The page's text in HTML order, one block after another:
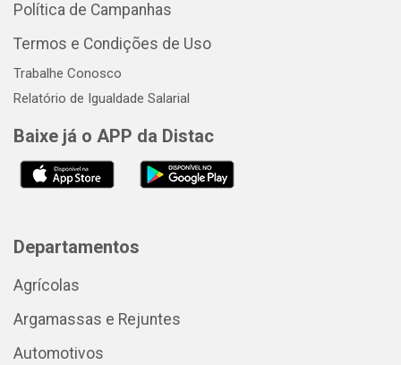
Política de Campanhas
Termos e Condições de Uso
Trabalhe Conosco
Relatório de Igualdade Salarial
Baixe já o APP da Distac
Departamentos
Agrícolas
Argamassas e Rejuntes
Automotivos